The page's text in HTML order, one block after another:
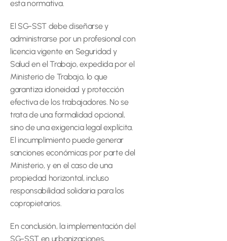
esta normativa.
El SG-SST debe diseñarse y
administrarse por un profesional con
licencia vigente en Seguridad y
Salud en el Trabajo, expedida por el
Ministerio de Trabajo, lo que
garantiza idoneidad y protección
efectiva de los trabajadores. No se
trata de una formalidad opcional,
sino de una exigencia legal explícita.
El incumplimiento puede generar
sanciones económicas por parte del
Ministerio, y en el caso de una
propiedad horizontal, incluso
responsabilidad solidaria para los
copropietarios.
En conclusión, la implementación del
SG-SST en urbanizaciones,